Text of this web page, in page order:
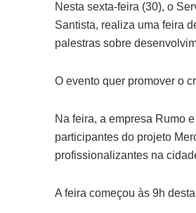
Nesta sexta-feira (30), o
Santista, realiza uma feira
palestras sobre
O evento quer promover o
Na feira, a empresa Rumo
participantes do projeto
profissionalizantes na
A feira começou às 9h